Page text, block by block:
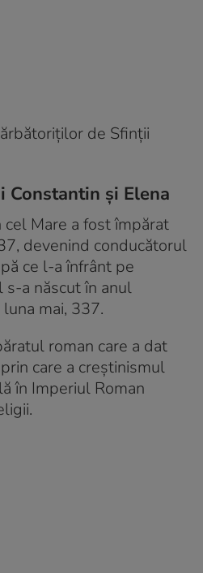
de Sfinții
Constantin și Elena
Mare a fost împărat
devenind conducătorul
ce l-a înfrânt pe
s-a născut în anul
mai, 337.
roman care a dat
care a creștinismul
în Imperiul Roman